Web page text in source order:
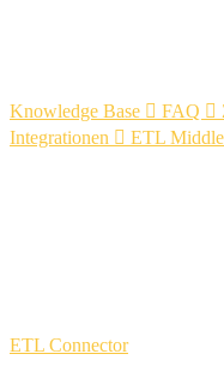
Knowledge Base  FAQ 
Integrationen  ETL
ETL Connector